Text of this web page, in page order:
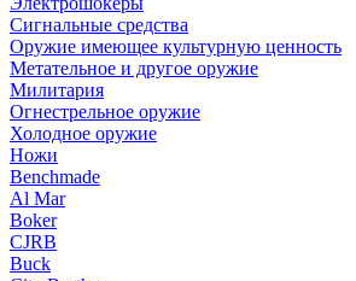
Сигнальные средства
Оружие имеющее культурную ценность
Метательное и другое оружие
Милитария
Огнестрельное оружие
Холодное оружие
Ножи
Benchmade
Al Mar
Boker
CJRB
Buck